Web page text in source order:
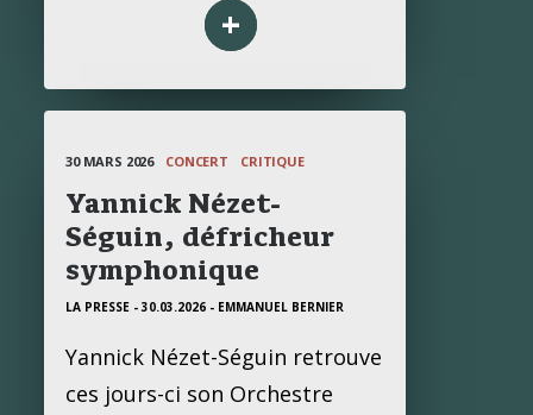
+
30 MARS 2026 CONCERT CRITIQUE
Yannick Nézet-
Séguin, défricheur
symphonique
LA PRESSE - 30.03.2026 - EMMANUEL BERNIER
Yannick Nézet-Séguin retrouve
ces jours-ci son Orchestre